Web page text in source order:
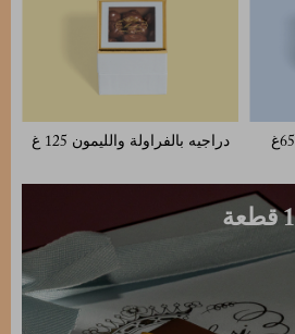
دراجيه بالفراولة والليمون 125 غ